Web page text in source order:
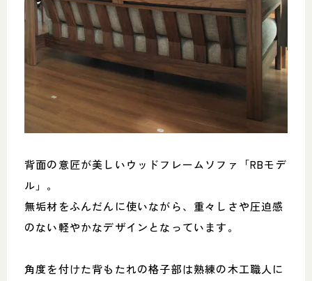
背面の意匠が美しいウッドフレームソファ「RBモデ
ル」。
無垢材をふんだんに使いながら、重々しさや圧迫感
のない軽やかなデザインとなっています。
角度を付けた背もたれの格子部は熟練の木工職人に